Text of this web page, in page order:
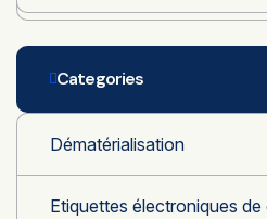
Categories
Dématérialisation
Etiquettes électroniques